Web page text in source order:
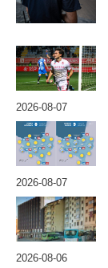
2026-08-07
2026-08-07
2026-08-06